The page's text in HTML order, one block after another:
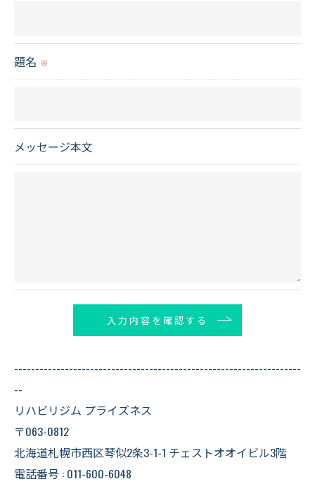
予めご了承ください。
個人情報の開示･訂正･削除・利用停止の具体的手続
題名 ※
メッセージ本文
--------------------------------------------------------------------
--
リハビリジム プライズネス
〒063-0812
北海道札幌市西区琴似2条3-1-1 チェストオオイビル3階
電話番号 : 011-600-6048